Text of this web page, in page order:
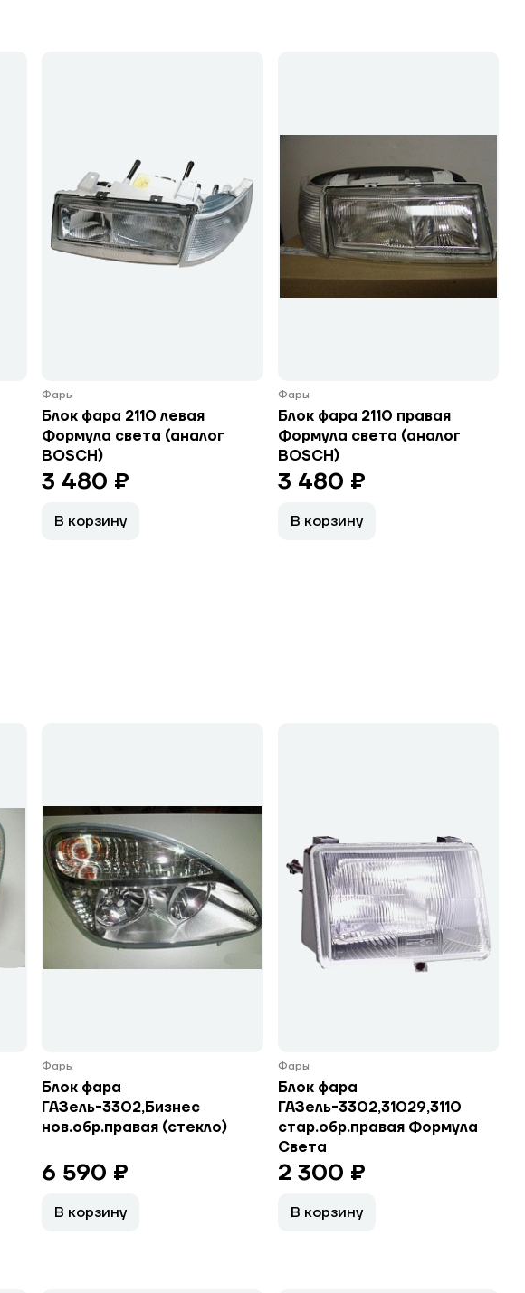
Фары
Блок фара 2110 левая
Формула света (аналог
BOSCH)
3 480 ₽
В корзину
Фары
Блок фара 2110 правая
Формула света (аналог
BOSCH)
3 480 ₽
В корзину
Фары
Блок фара
ГАЗель-3302,Бизнес
нов.обр.правая (стекло)
6 590 ₽
В корзину
Фары
Блок фара
ГАЗель-3302,31029,3110
стар.обр.правая Формула
Света
2 300 ₽
В корзину